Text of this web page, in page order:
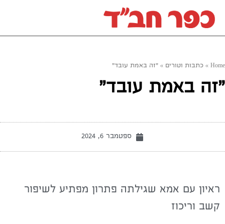
Home
» כתבות וטורים » "זה באמת עובד"
"זה באמת עובד"
ספטמבר 6, 2024
ראיון עם אמא שגילתה פתרון מפתיע לשיפור
קשב וריכוז